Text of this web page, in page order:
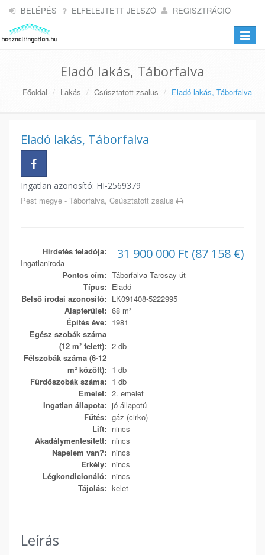
BELÉPÉS ELFELEJTETT JELSZÓ REGISZTRÁCIÓ
Toggle
Eladó lakás, Táborfalva
Főoldal Lakás Csúsztatott zsalus Eladó lakás, Táborfalva
Eladó lakás, Táborfalva
Ingatlan azonosító: HI-2569379
Pest megye - Táborfalva, Csúsztatott zsalus
31 900 000 Ft (87 158 €)
Hirdetés feladója:
Ingatlaniroda
Pontos cím: Táborfalva Tarcsay út
Típus: Eladó
Belső irodai azonosító: LK091408-5222995
Alapterület: 68 m²
Építés éve: 1981
Egész szobák száma
(12 m² felett): 2 db
Félszobák száma (6-12
m² között): 1 db
Fürdőszobák száma: 1 db
Emelet: 2. emelet
Ingatlan állapota: jó állapotú
Fűtés: gáz (cirko)
Lift: nincs
Akadálymentesített: nincs
Napelem van?: nincs
Erkély: nincs
Légkondicionáló: nincs
Tájolás: kelet
Leírás